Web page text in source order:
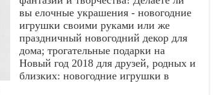
вы елочные украшения - новогодние
игрушки своими руками или же
праздничный новогодний декор для
дома; трогательные подарки на
Новый год 2018 для друзей, родных и
близких: новогодние игрушки в